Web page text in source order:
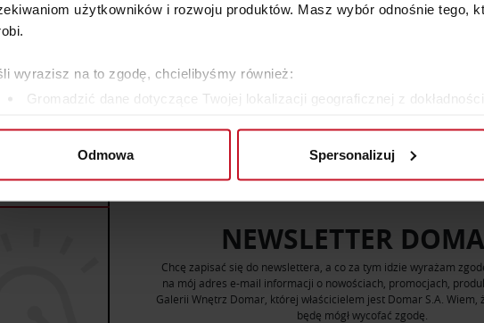
użytkowników i rozwoju produktów. Masz wybór odnośnie tego,
wyrazisz na to zgodę, chcielibyśmy również:
Gromadzić dane dotyczące Twojej lokalizacji geograficznej z
się więcej odnośnie tego, jak Twoje osobiste dane są przetwarzane
pliki cookie do spersonalizowania treści i reklam, aby
w naszej witrynie. Informacje o tym, jak korzystasz z naszej witryny,
i analitycznym. Partnerzy mogą połączyć te informacje z innymi
podczas korzystania z ich usług.
Odmowa Spersonalizuj
ZAPYTAJ O CENĘ W SALONIE ZAPYTAJ O
WIĘCEJ PRODUKTÓW Z TEJ KATEGORII
NEWSLETTER
Chcę zapisać się do newslettera, a co za tym idzie wyrażam
na mój adres e-mail informacji o nowościach, promocjach,
Galerii Wnętrz Domar, której właścicielem jest Domar S.A. Wiem,
będę mógł wycofać zgodę.